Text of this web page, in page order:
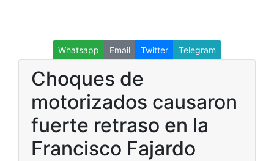
Whatsapp Email Twitter Telegram
Choques de
motorizados causaron
fuerte retraso en la
Francisco Fajardo